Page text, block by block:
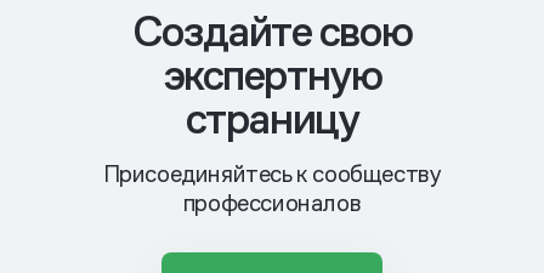
Cоздайте свою
экспертную
страницу
Присоединяйтесь к сообществу
профессионалов